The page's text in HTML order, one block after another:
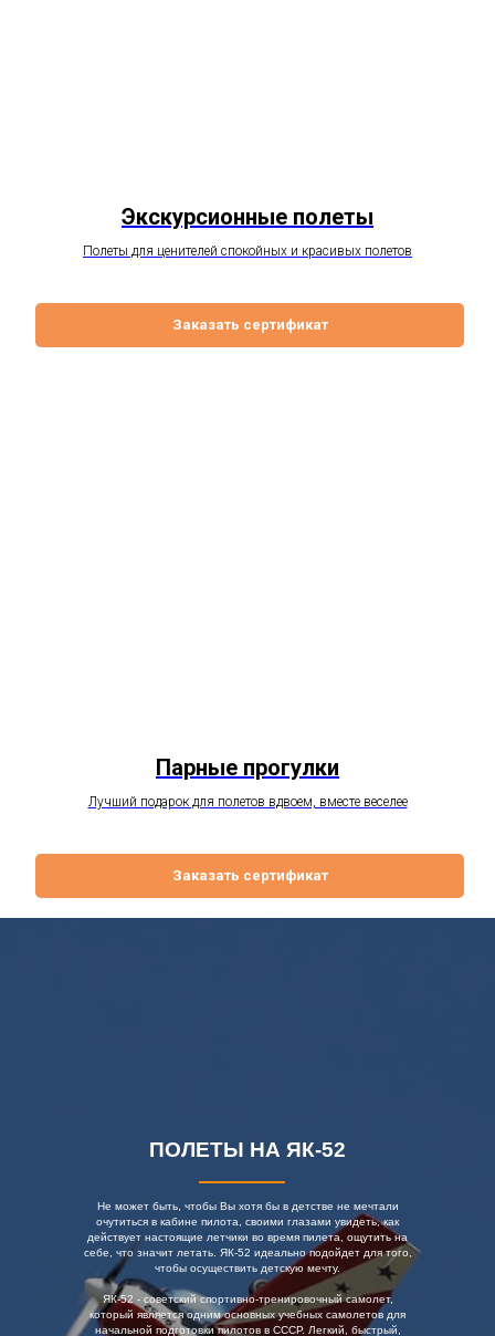
Экскурсионные полеты
Полеты для ценителей спокойных и красивых полетов
Заказать сертификат
Парные прогулки
Лучший подарок для полетов вдвоем, вместе веселее
Заказать сертификат
ПОЛЕТЫ НА ЯК-52
Не может быть, чтобы Вы хотя бы в детстве не мечтали
очутиться в кабине пилота, своими глазами увидеть, как
действует настоящие летчики во время пилета, ощутить на
себе, что значит летать. ЯК-52 идеально подойдет для того,
чтобы осуществить детскую мечту.
ЯК-52 - советский спортивно-тренировочный самолет,
который является одним основных учебных самолетов для
начальной подготовки пилотов в СССР. Легкий, быстрый,